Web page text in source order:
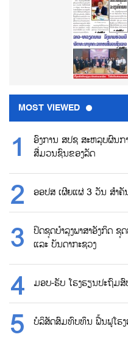
MOST VIEWED
ອົງການ ສປຊ ສະຫລຸບຜົນກ
ສື່ມວນຊົນຂອງລັດ
ອອປສ ເຜີຍແຜ່ 3 ວັນ ສຳຄັ
ປິດຊຸດບຳລຸງພາສາອັງກິດ
ແລະ ບັນດາກະຊວງ
ມອບ-ຮັບ ໂຮງຮຽນປະຖົມສົ
ບໍລິສັດສົມທົບທຶນ ຟື້ນຟູໂຮງ